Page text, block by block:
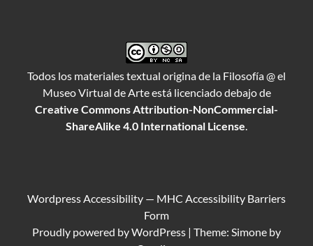
Todos los materiales textual origina de la Filosofía @ el
Museo Virtual de Arte está licenciado debajo de
Creative Commons Attribution-NonCommercial-
ShareAlike 4.0 International License
Wordpress Accessibility — MHC Accessibility Barriers
Form
Proudly powered byWordPress | Theme: Simone by